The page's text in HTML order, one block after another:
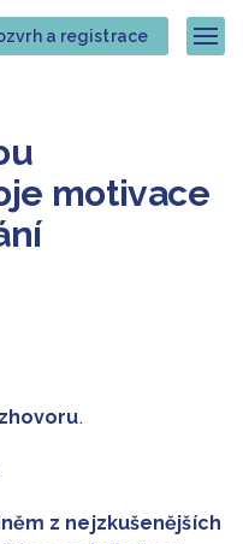
a registrace
motivace
.
z nejzkušenějších